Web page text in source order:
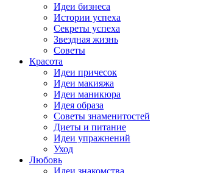
Идеи бизнеса
Истории успеха
Секреты успеха
Звездная жизнь
Советы
Красота
Идеи причесок
Идеи макияжа
Идеи маникюра
Идея образа
Советы знаменитостей
Диеты и питание
Идеи упражнений
Уход
Любовь
Идеи знакомства